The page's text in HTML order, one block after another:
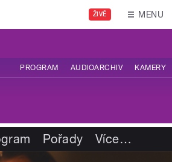
ŽIVĚ MENU
PROGRAM AUDIOARCHIV KAMERY
Pořady Více…